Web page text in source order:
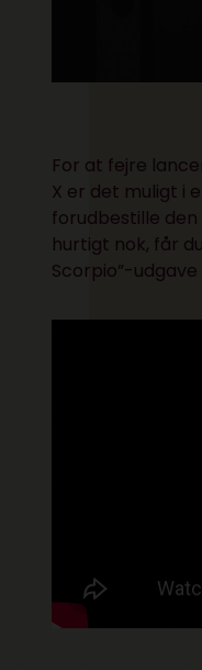
For at fejre
X er det muligt i
forudbestille den
hurtigt nok, får
Scorpio”-